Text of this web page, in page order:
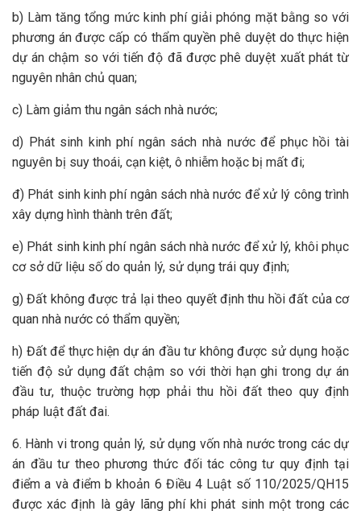
b) Làm tăng tổng mức kinh phí giải phóng mặt bằng so với
phương án được cấp có thẩm quyền phê duyệt do thực hiện
dự án chậm so với tiến độ đã được phê duyệt xuất phát từ
nguyên nhân chủ quan;
c) Làm giảm thu ngân sách nhà nước;
d) Phát sinh kinh phí ngân sách nhà nước để phục hồi tài
nguyên bị suy thoái, cạn kiệt, ô nhiễm hoặc bị mất đi;
đ) Phát sinh kinh phí ngân sách nhà nước để xử lý công trình
xây dựng hình thành trên đất;
e) Phát sinh kinh phí ngân sách nhà nước để xử lý, khôi phục
cơ sở dữ liệu số do quản lý, sử dụng trái quy định;
g) Đất không được trả lại theo quyết định thu hồi đất của cơ
quan nhà nước có thẩm quyền;
h) Đất để thực hiện dự án đầu tư không được sử dụng hoặc
tiến độ sử dụng đất chậm so với thời hạn ghi trong dự án
đầu tư, thuộc trường hợp phải thu hồi đất theo quy định
pháp luật đất đai.
6. Hành vi trong quản lý, sử dụng vốn nhà nước trong các dự
án đầu tư theo phương thức đối tác công tư quy định tại
điểm a và điểm b khoản 6 Điều 4 Luật số 110/2025/QH15
được xác định là gây lãng phí khi phát sinh một trong các